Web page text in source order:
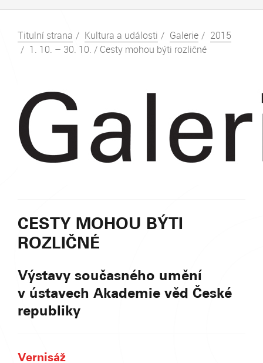
Titulní strana Kultura a události Galerie
2015
1. 10. – 30. 10. / Cesty mohou býti rozličné
CESTY MOHOU BÝTI
ROZLIČNÉ
Výstavy současného umění
v ústavech Akademie věd České
republiky
Vernisáž